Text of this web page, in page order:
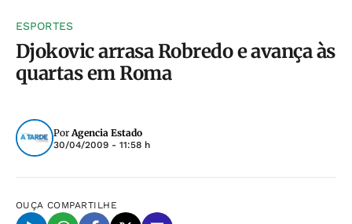
ESPORTES
Djokovic arrasa Robredo e avança às
quartas em Roma
PorAgencia Estado
30/04/2009 - 11:58 h
OUÇA COMPARTILHE